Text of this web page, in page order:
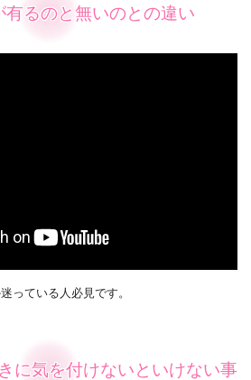
有るのと無いのとの違い
っている人必見です。
に気を付けないといけない事